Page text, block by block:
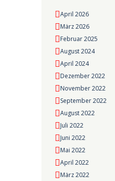
April 2026
März 2026
Februar 2025
August 2024
April 2024
Dezember 2022
November 2022
September 2022
August 2022
Juli 2022
Juni 2022
Mai 2022
April 2022
März 2022